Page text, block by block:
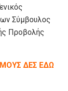
Σύμβουλος
Προβολής
ΔΕΣ ΕΔΩ